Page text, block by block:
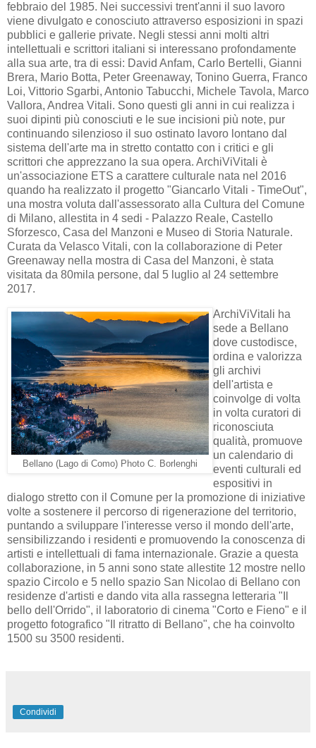
febbraio del 1985. Nei successivi trent'anni il suo lavoro
viene divulgato e conosciuto attraverso esposizioni in spazi
pubblici e gallerie private. Negli stessi anni molti altri
intellettuali e scrittori italiani si interessano profondamente
alla sua arte, tra di essi: David Anfam, Carlo Bertelli, Gianni
Brera, Mario Botta, Peter Greenaway, Tonino Guerra, Franco
Loi, Vittorio Sgarbi, Antonio Tabucchi, Michele Tavola, Marco
Vallora, Andrea Vitali. Sono questi gli anni in cui realizza i
suoi dipinti più conosciuti e le sue incisioni più note, pur
continuando silenzioso il suo ostinato lavoro lontano dal
sistema dell'arte ma in stretto contatto con i critici e gli
scrittori che apprezzano la sua opera. ArchiViVitali è
un'associazione ETS a carattere culturale nata nel 2016
quando ha realizzato il progetto "Giancarlo Vitali - TimeOut",
una mostra voluta dall'assessorato alla Cultura del Comune
di Milano, allestita in 4 sedi - Palazzo Reale, Castello
Sforzesco, Casa del Manzoni e Museo di Storia Naturale.
Curata da Velasco Vitali, con la collaborazione di Peter
Greenaway nella mostra di Casa del Manzoni, è stata
visitata da 80mila persone, dal 5 luglio al 24 settembre
2017.
Bellano (Lago di Como) Photo C. Borlenghi
ArchiViVitali ha
sede a Bellano
dove custodisce,
ordina e valorizza
gli archivi
dell'artista e
coinvolge di volta
in volta curatori di
riconosciuta
qualità, promuove
un calendario di
eventi culturali ed
espositivi in
dialogo stretto con il Comune per la promozione di iniziative
volte a sostenere il percorso di rigenerazione del territorio,
puntando a sviluppare l'interesse verso il mondo dell'arte,
sensibilizzando i residenti e promuovendo la conoscenza di
artisti e intellettuali di fama internazionale. Grazie a questa
collaborazione, in 5 anni sono state allestite 12 mostre nello
spazio Circolo e 5 nello spazio San Nicolao di Bellano con
residenze d'artisti e dando vita alla rassegna letteraria "Il
bello dell'Orrido", il laboratorio di cinema "Corto e Fieno" e il
progetto fotografico "Il ritratto di Bellano", che ha coinvolto
1500 su 3500 residenti.
Condividi